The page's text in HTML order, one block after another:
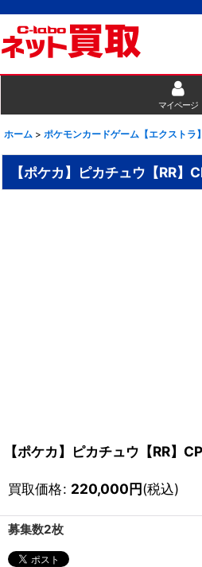
マイページ
ホーム > ポケモンカードゲーム【エクストラ
【ポケカ】ピカチュウ【RR
【ポケカ】ピカチュウ【RR】
買取価格: 220,000円(税込)
募集数2枚